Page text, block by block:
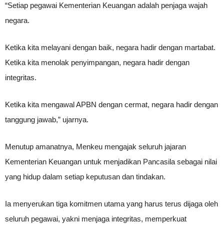
“Setiap pegawai Kementerian Keuangan adalah penjaga wajah
negara.
Ketika kita melayani dengan baik, negara hadir dengan martabat.
Ketika kita menolak penyimpangan, negara hadir dengan
integritas.
Ketika kita mengawal APBN dengan cermat, negara hadir dengan
tanggung jawab,” ujarnya.
Menutup amanatnya, Menkeu mengajak seluruh jajaran
Kementerian Keuangan untuk menjadikan Pancasila sebagai nilai
yang hidup dalam setiap keputusan dan tindakan.
Ia menyerukan tiga komitmen utama yang harus terus dijaga oleh
seluruh pegawai, yakni menjaga integritas, memperkuat